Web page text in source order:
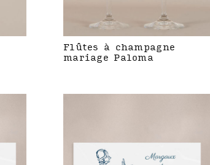
Flûtes à champagne
mariage Paloma